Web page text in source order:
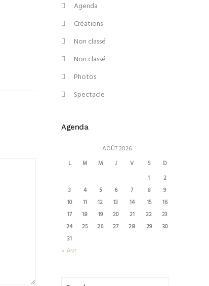
Agenda
Créations
Non classé
Non classé
Photos
Spectacle
Agenda
AOÛT 2026
L M M J V S
D
1
2
3
4 5 6 7 8
9
10
11 12 13 14 15
16
17
18 19 20 21 22
23
24
25 26 27 28 29
30
31
« Avr